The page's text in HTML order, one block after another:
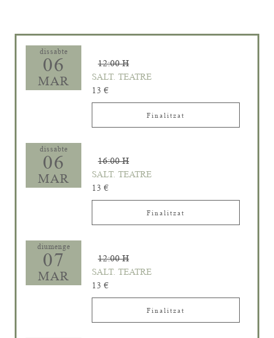
dissabte
06
MAR
12:00 H
SALT. TEATRE
13 €
Finalitzat
dissabte
06
MAR
16:00 H
SALT. TEATRE
13 €
Finalitzat
diumenge
07
MAR
12:00 H
SALT. TEATRE
13 €
Finalitzat